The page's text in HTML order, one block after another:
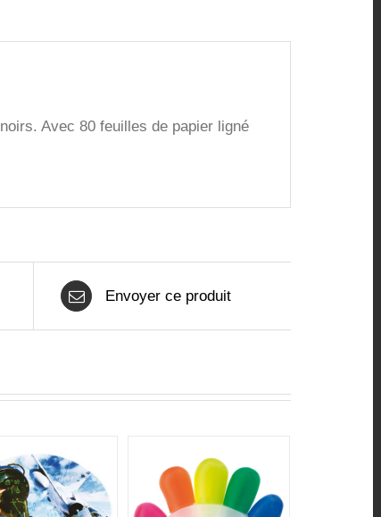
Avec 80 feuilles de papier ligné
Envoyer ce produit